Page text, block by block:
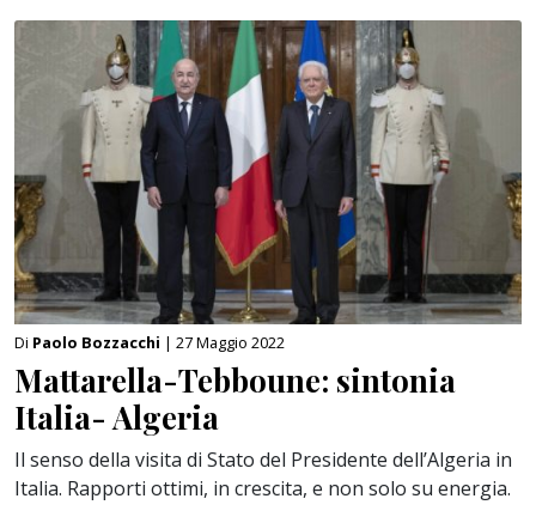
Di Paolo Bozzacchi | 27 Maggio 2022
Mattarella-Tebboune: sintonia
Italia- Algeria
Il senso della visita di Stato del Presidente dell’Algeria in
Italia. Rapporti ottimi, in crescita, e non solo su energia.